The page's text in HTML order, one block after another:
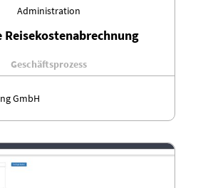
Administration
Reisekostenabrechnung
Geschäftsprozess
GmbH